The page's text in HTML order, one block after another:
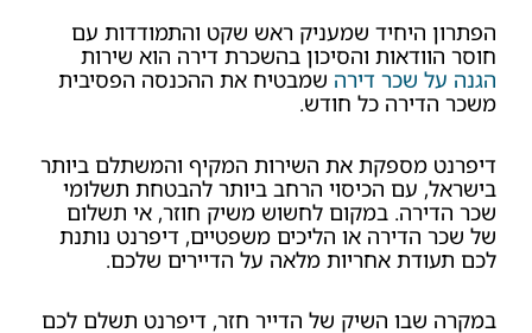
הפתרון היחיד שמעניק ראש שקט והתמודדות עם
חוסר הוודאות והסיכון בהשכרת דירה הוא שירות
הגנה על שכר דירה שמבטיח את ההכנסה הפסיבית
משכר הדירה כל חודש.
דיפרנט מספקת את השירות המקיף והמשתלם ביותר
בישראל, עם הכיסוי הרחב ביותר להבטחת תשלומי
שכר הדירה. במקום לחשוש משיק חוזר, אי תשלום
של שכר הדירה או הליכים משפטיים, דיפרנט נותנת
לכם תעודת אחריות מלאה על הדיירים שלכם.
במקרה שבו השיק של הדייר חזר, דיפרנט תשלם לכם